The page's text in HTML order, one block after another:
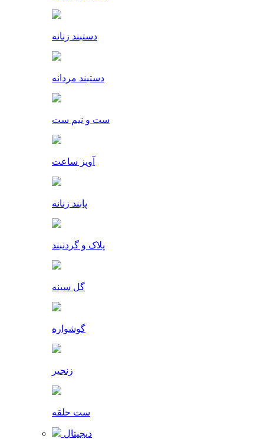
دستبند زنانه
دستبند مردانه
ست و نیم ست
آویز ساعت
پابند زنانه
پلاک و گردنبند
گل سینه
گوشواره
زنجیر
ست حلقه
دیجیتال